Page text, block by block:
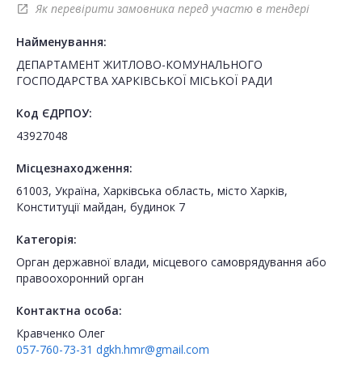
open_in_new Як перевірити замовника перед участю в тендері
Найменування:
ДЕПАРТАМЕНТ ЖИТЛОВО-КОМУНАЛЬНОГО
ГОСПОДАРСТВА ХАРКІВСЬКОЇ МІСЬКОЇ РАДИ
Код ЄДРПОУ:
43927048
Місцезнаходження:
61003, Україна, Харківська область, місто Харків,
Конституції майдан, будинок 7
Категорія:
Орган державної влади, місцевого самоврядування або
правоохоронний орган
Контактна особа:
Кравченко Олег
057-760-73-31 dgkh.hmr@gmail.com